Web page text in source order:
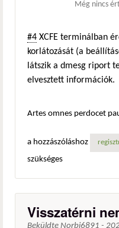
Még nincs
#4 XCFE terminálban
korlátozását (a
látszik a dmesg riport
elvesztett információk.
Artes omnes perdocet
a hozzászóláshoz
szükséges
Visszatérni
Beküldte Norbi6891 -